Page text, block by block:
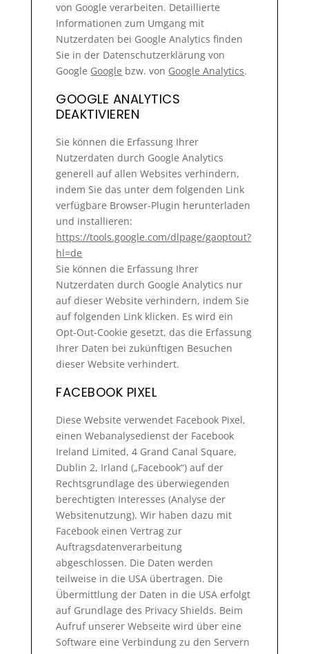
von Google verarbeiten. Detaillierte
Informationen zum Umgang mit
Nutzerdaten bei Google Analytics finden
Sie in der Datenschutzerklärung von
Google Google bzw. von Google Analytics.
GOOGLE ANALYTICS
DEAKTIVIEREN
Sie können die Erfassung Ihrer
Nutzerdaten durch Google Analytics
generell auf allen Websites verhindern,
indem Sie das unter dem folgenden Link
verfügbare Browser-Plugin herunterladen
und installieren:
https://tools.google.com/dlpage/gaoptout?
hl=de
Sie können die Erfassung Ihrer
Nutzerdaten durch Google Analytics nur
auf dieser Website verhindern, indem Sie
auf folgenden Link klicken. Es wird ein
Opt-Out-Cookie gesetzt, das die Erfassung
Ihrer Daten bei zukünftigen Besuchen
dieser Website verhindert.
FACEBOOK PIXEL
Diese Website verwendet Facebook Pixel,
einen Webanalysedienst der Facebook
Ireland Limited, 4 Grand Canal Square,
Dublin 2, Irland („Facebook“) auf der
Rechtsgrundlage des überwiegenden
berechtigten Interesses (Analyse der
Websitenutzung). Wir haben dazu mit
Facebook einen Vertrag zur
Auftragsdatenverarbeitung
abgeschlossen. Die Daten werden
teilweise in die USA übertragen. Die
Übermittlung der Daten in die USA erfolgt
auf Grundlage des Privacy Shields. Beim
Aufruf unserer Webseite wird über eine
Software eine Verbindung zu den Servern